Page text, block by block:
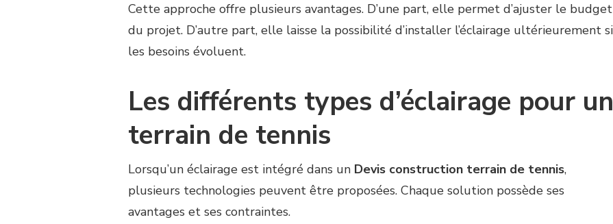
Cette approche offre plusieurs avantages. D’une part, elle permet d’ajuster le budget
du projet. D’autre part, elle laisse la possibilité d’installer l’éclairage ultérieurement si
les besoins évoluent.
Les différents types d’éclairage pour un
terrain de tennis
Lorsqu’un éclairage est intégré dans un Devis construction terrain de tennis,
plusieurs technologies peuvent être proposées. Chaque solution possède ses
avantages et ses contraintes.